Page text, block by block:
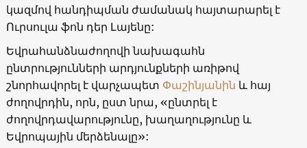
կազմով հանդիպման ժամանակ հայտարարել է
Ուրսուլա ֆոն դեր Լայենը:
Եվրահանձնաժողովի նախագահն
ընտրությունների արդյունքների առիթով
շնորհավորել է վարչապետ Փաշինյանին և հայ
ժողովրդին, որն, ըստ նրա, «ընտրել է
ժողովրդավարությունը, խաղաղությունը և
Եվրոպային մերձենալը»: